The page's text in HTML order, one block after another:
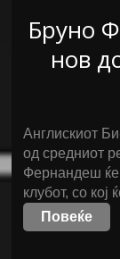
Бруно
нов
Англискиот
од средниот
Фернандеш ќе
клубот, со кој
Повеќе